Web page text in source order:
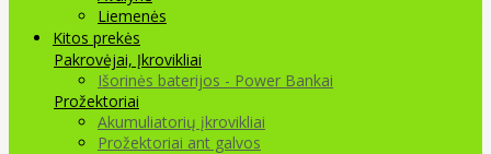
Liemenės
Kitos prekės
Pakrovėjai, Įkrovikliai
Išorinės baterijos - Power Bankai
Prožektoriai
Akumuliatorių įkrovikliai
Prožektoriai ant galvos